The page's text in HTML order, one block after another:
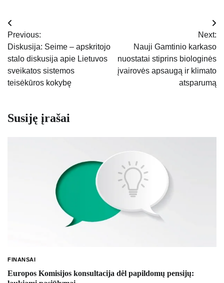
Navigacija
tarp
įrašų
Previous:
Diskusija: Seime – apskritojo
stalo diskusija apie Lietuvos
sveikatos sistemos
teisėkūros kokybę
Next:
Nauji Gamtinio karkaso
nuostatai stiprins biologinės
įvairovės apsaugą ir klimato
atsparumą
Susiję įrašai
FINANSAI
Europos Komisijos konsultacija dėl papildomų pensijų: